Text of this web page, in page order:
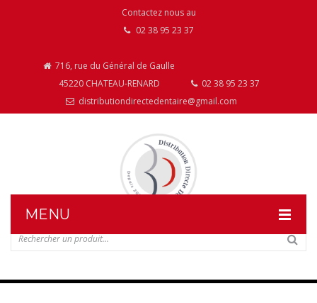
Contactez nous au
02 38 95 23 37
716, rue du Général de Gaulle
45220 CHATEAU-RENARD
02 38 95 23 37
distributiondirectedentaire@gmail.com
MENU
NOS PRODUITS